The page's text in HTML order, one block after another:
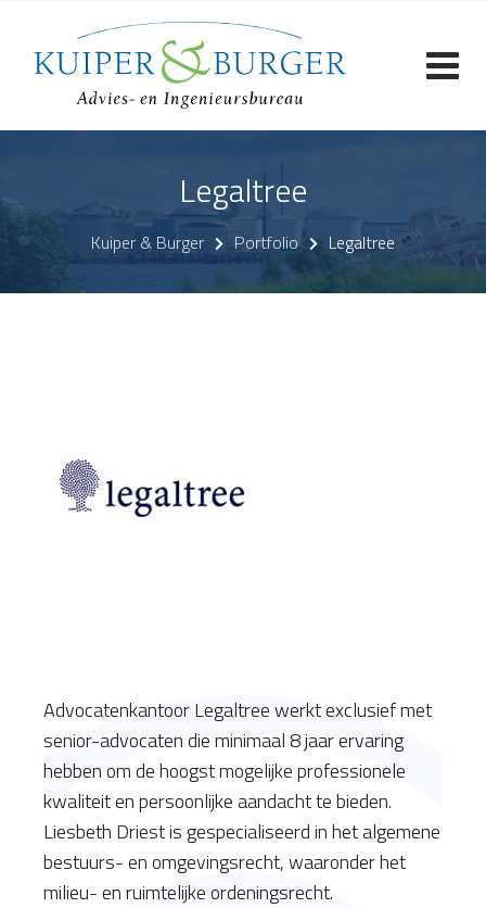
content
Legaltree
Kuiper & Burger Portfolio Legaltree
Advocatenkantoor Legaltree werkt exclusief met
senior-advocaten die minimaal 8 jaar ervaring
hebben om de hoogst mogelijke professionele
kwaliteit en persoonlijke aandacht te bieden.
Liesbeth Driest is gespecialiseerd in het algemene
bestuurs- en omgevingsrecht, waaronder het
milieu- en ruimtelijke ordeningsrecht.